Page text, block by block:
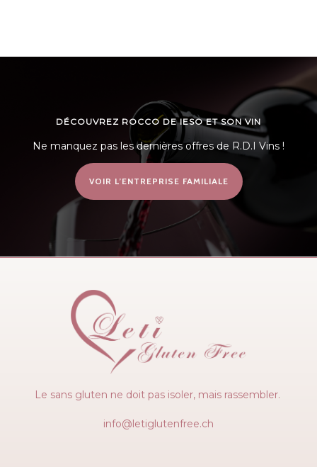
DÉCOUVREZ ROCCO DE IESO ET SON VIN
Ne manquez pas les dernières offres de R.D.I Vins !
VOIR L’ENTREPRISE FAMILIALE
Le sans gluten ne doit pas isoler, mais rassembler.
info@letiglutenfree.ch